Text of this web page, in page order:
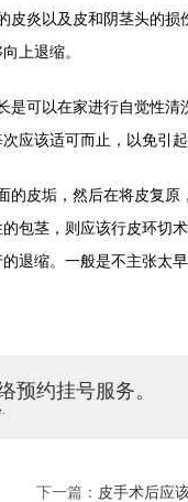
炎以及皮和阴茎头的损
上退缩。
可以在家进行自觉性清
应该适可而止，以免引
皮垢，然后在将皮复原
包茎，则应该行皮环切
退缩。一般是不主张太
预约挂号服务。
下一篇： 皮手术后应